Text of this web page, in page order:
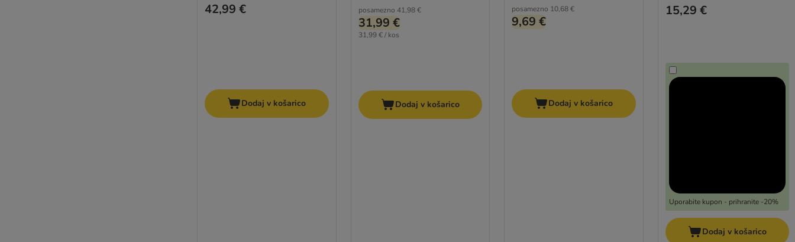
42,99 €
Dodaj v košarico
posamezno 41,98 €
31,99 €
31,99 € / kos
Dodaj v košarico
posamezno 10,68 €
9,69 €
Dodaj v košarico
15,29 €
Uporabite kupon - prihranite -20%
Dodaj v košarico